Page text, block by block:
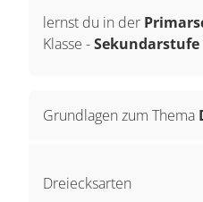
lernst du in der
Klasse -Sekundarstufe
Grundlagen zum Thema
Dreiecksarten